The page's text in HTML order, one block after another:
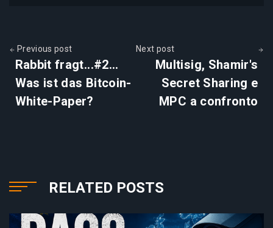
Previous post
Rabbit fragt...#2...
Was ist das Bitcoin-
White-Paper?
Next post
Multisig, Shamir's
Secret Sharing e
MPC a confronto
RELATED POSTS